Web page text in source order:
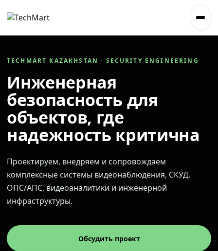
TECHMART KAZAKHSTAN · SECURITY ENGINEERING
Инженерная
безопасность для
объектов, где
надежность критична
Проектируем, внедряем и сопровождаем
комплексные системы видеонаблюдения, СКУД,
ОПС/АПС, видеоаналитики и инженерной
инфраструктуры.
Обсудить проект